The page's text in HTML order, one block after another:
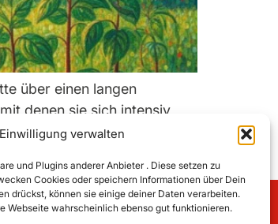
Einwilligung verwalten
und Plugins anderer Anbieter . Diese setzen zu
Cookies oder speichern Informationen über Dein
drückst, können sie einige deiner Daten verarbeiten.
Webseite wahrscheinlich ebenso gut funktionieren.
über einen langen
denen sie sich intensiv